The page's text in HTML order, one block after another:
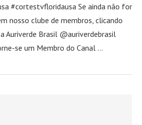
#cortestvfloridausa Se ainda não for
nosso clube de membros, clicando
Auriverde Brasil @auriverdebrasil
se um Membro do Canal …